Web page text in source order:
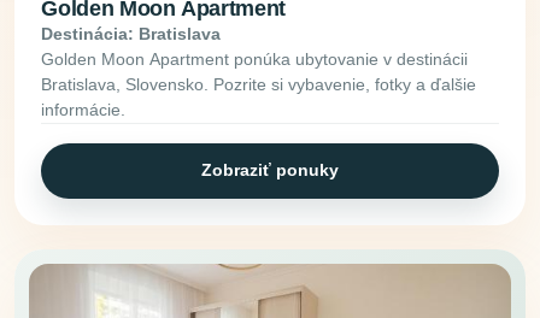
Golden Moon Apartment
Destinácia: Bratislava
Golden Moon Apartment ponúka ubytovanie v destinácii
Bratislava, Slovensko. Pozrite si vybavenie, fotky a ďalšie
informácie.
Zobraziť ponuky